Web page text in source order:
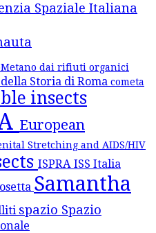
Spaziale Italiana
dai rifiuti organici
Storia di Roma cometa
insects
European
Stretching and AIDS/HIV
ISPRA ISS Italia
Samantha
spazio Spazio